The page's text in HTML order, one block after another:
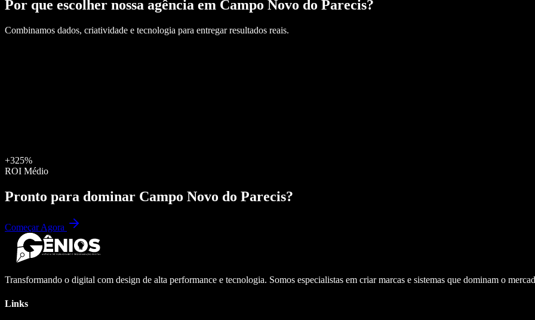
Por que escolher nossa agência em Campo Novo do Parecis?
Combinamos dados, criatividade e tecnologia para entregar resultados reais.
+325%
ROI Médio
Pronto para dominar Campo Novo do Parecis?
Começar Agora
Transformando o digital com design de alta performance e tecnologia. Somos especialistas em criar marcas e sistemas que dominam o
Links